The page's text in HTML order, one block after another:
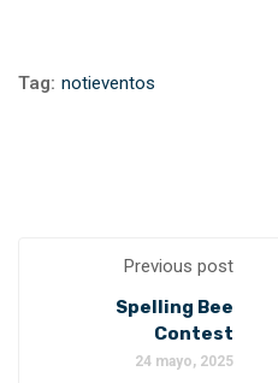
Tag: notieventos
Previous post
Spelling Bee
Contest
24 mayo, 2025